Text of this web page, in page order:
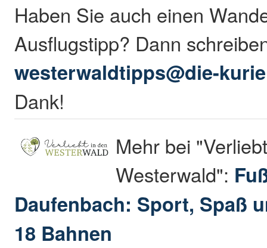
Haben Sie auch einen
Ausflugstipp? Dann
westerwaldtipps@die-
Dank!
Mehr bei
Westerwald":
Daufenbach: Sport, Spaß
18 Bahnen